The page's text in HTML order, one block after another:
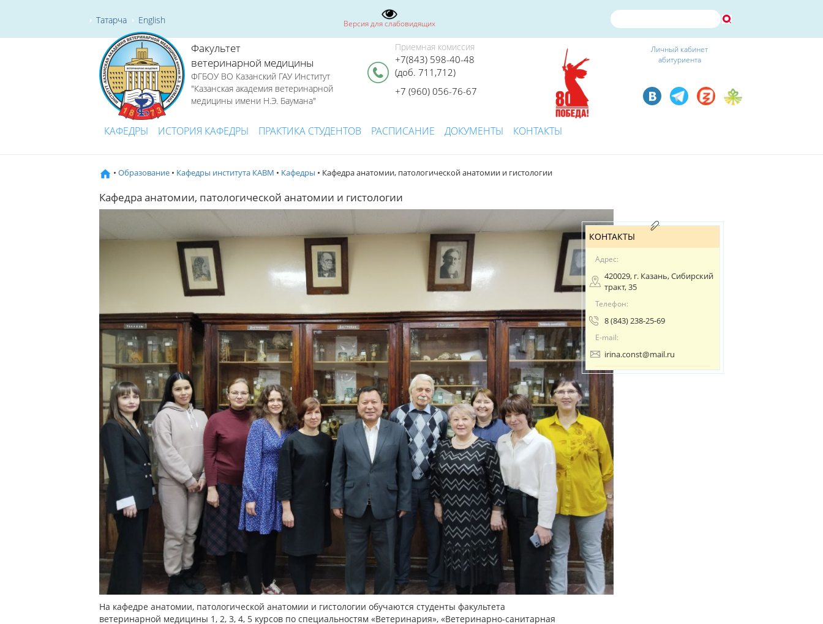
Татарча English Версия для слабовидящих
Факультет
ветеринарной медицины
ФГБОУ ВО Казанский ГАУ Институт
"Казанская академия ветеринарной
медицины имени Н.Э. Баумана"
Приемная комиссия
+7(843) 598-40-48
(доб. 711,712)
+7 (960) 056-76-67
Личный кабинет
абитуриента
КАФЕДРЫ ИСТОРИЯ КАФЕДРЫ ПРАКТИКА СТУДЕНТОВ РАСПИСАНИЕ ДОКУМЕНТЫ КОНТАКТЫ
• Образование • Кафедры института КАВМ • Кафедры • Кафедра анатомии, патологической анатомии и гистологии
Кафедра анатомии, патологической анатомии и гистологии
На кафедре анатомии, патологической анатомии и гистологии обучаются студенты факультета
ветеринарной медицины 1, 2, 3, 4, 5 курсов по специальностям «Ветеринария», «Ветеринарно-санитарная
КОНТАКТЫ
Адрес:
420029, г. Казань, Сибирский
тракт, 35
Телефон:
8 (843) 238-25-69
E-mail:
irina.const@mail.ru